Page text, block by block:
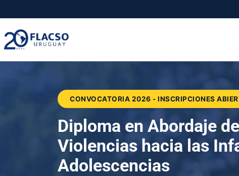
al
contenido
principal
al
contenido
CONVOCATORIA 2026 - INSCRIPCIONES
Diploma en Abordaje
Violencias hacia las
Adolescencias